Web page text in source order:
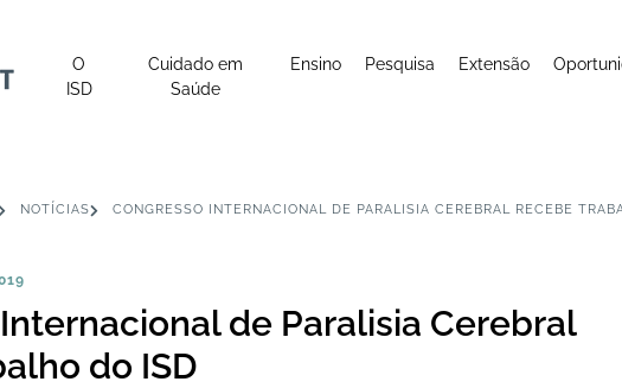
O
ISD
Cuidado em
Saúde
Ensino Pesquisa Extensão
NOTÍCIAS CONGRESSO INTERNACIONAL DE PARALISIA CEREBRAL RECEBE
de Paralisia Cerebral
do ISD